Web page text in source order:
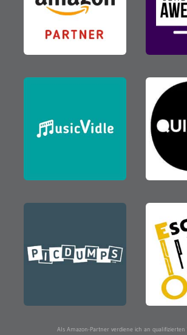
Als Amazon-Partner verdiene ich an qualifizierten